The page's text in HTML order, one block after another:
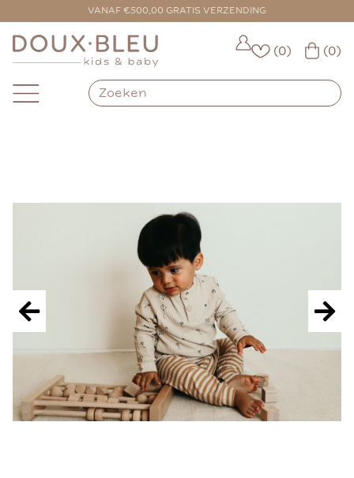
VANAF €500,00 GRATIS VERZENDING
VOOR 16:00 BESTELD = VANDAAG VERZONDEN
(0) (0)